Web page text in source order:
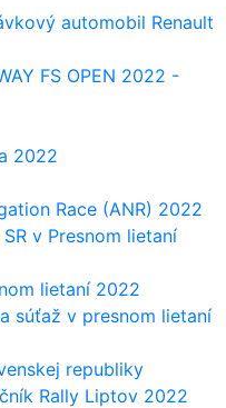
automobil Renault
FS OPEN 2022 -
2022
Race (ANR) 2022
v Presnom lietaní
lietaní 2022
súťaž v presnom lietaní
republiky
Rally Liptov 2022